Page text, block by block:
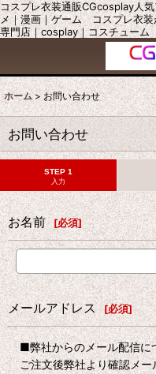
コスプレ衣装通販CGcosplay人
メ｜漫画｜ゲーム コスプレ衣装
専門店｜cosplay｜コスチューム
ホーム > お問い合わせ
お問い合わせ
STEP 1
入力
お名前 [必須]
メールアドレス [必須]
■弊社からのメール配信に
ご注文後弊社より確認メ